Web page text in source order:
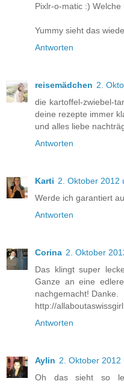
Pixlr-o-matic :)
Yummy sieht das
Antworten
reisemädchen 2.
die kartoffel-zwiebel-
deine rezepte immer
und alles liebe
Antworten
Karti 2. Oktober 2012
Werde ich garantiert
Antworten
Corina 2. Oktober
Das klingt super
Ganze an eine
nachgemacht! Danke.
http://
Antworten
Aylin 2. Oktober 2012
Oh das sieht so